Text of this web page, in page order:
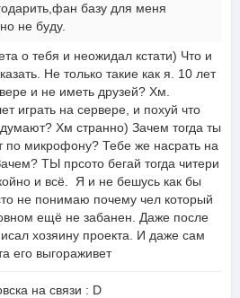
базу для меня
не буду.
о тебя и неожидал кстати) Что и
Не только такие как я. 10 лет
и не иметь друзей? Хм.
играть на сервере, и похуй что
Хм странно) Зачем тогда ты
по микрофону? Тебе же насрать на
ТЫ прсото бегай тогда читери
и всё. Я и не бешусь как бы
не понимаю почему чел который
ещё не забанен. Даже после
хозяину проекта. И даже сам
его выгораживет
на связи : D